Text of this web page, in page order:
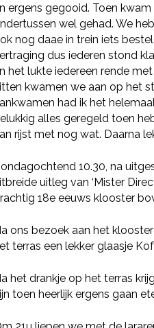
ergens gegooid. Toen
wel gehad. We
nog daae in trein iets
dus iederen stond
het lukte iedereen rende
kwamen we aan op het
had ik het
alles geregeld toen
rijst met nog wat. Daarna
10.30, na
uitleg van ‘Mister
18e eeuws klooster
ons bezoek aan het
terras een lekker glaasje
het drankje op het terras
toen heerlijk ergens gaan